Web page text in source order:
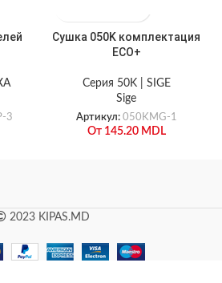
3
Сушка 050K комплектация
ECO+
Серия 50K | SIGE
Sige
Артикул: 050KMG-1
От 145.20 MDL
2023 KIPAS.MD